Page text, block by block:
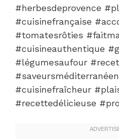
#herbesdeprovence
#cuisinefrançaise
#tomatesrôties
#cuisineauthentique
#légumesaufour
#cuisinefraîcheur
#recettedélicieuse